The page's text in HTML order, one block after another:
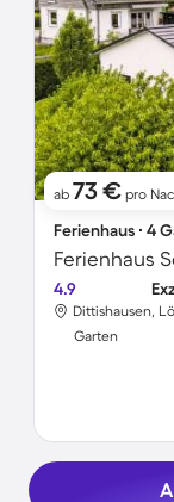
ab 73 € pro
Ferienhaus ∙ 4
Ferienhaus
4.9
Dittishausen,
Garten